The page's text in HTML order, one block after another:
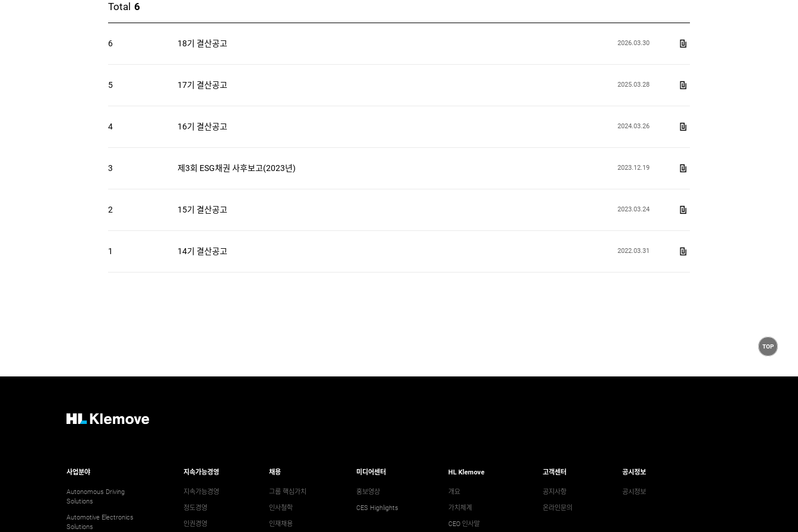
게
수
Total 6
자
게
목
번호 첨부파일
6 18기 결산공고 2026.03.30 제18기 에이치엘클레무브 결산
5 17기 결산공고 2025.03.28 제17기 에이치엘클레무브 결산
4 16기 결산공고 2024.03.26 제16기 에이치엘클레무브 결산
3 제3회 ESG채권 사후보고(2023년) 2023.12.19 (주)에이치엘클레무브_ESG인
2 15기 결산공고 2023.03.24 제15기 에이치엘클레무브 결산
1 14기 결산공고 2022.03.31 14기 결산공고(에이치엘클레무
H
e
m
o
v
사업분야
Autonomous Driving
Solutions
Automotive Electronics
Solutions
지속가능경영
지속가능경영
정도경영
인권경영
채용
그룹 핵심가치
인사철학
인재채용
미디어센터
홍보영상
CES Highlights
HL Klemove
개요
가치체계
CEO 인사말
고객센터
공지사항
온라인문의
공시정보
공시정보
TOP